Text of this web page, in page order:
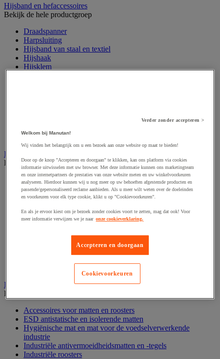
Hijsband en hefaccessoires
Bekijk de hele productgroep
Draadspanner
Harpsluiting
Hijsband van staal en textiel
Hijshaak
Hijsklem
Touw en draad
Industriële en magazijnstellingen
Bekijk de hele productgroep
Doorschuifstelling en doorrolstelling
Draagarmstelling voor lange lasten
Entresol voor magazijn
Middelzware stelling
Stelling voor detail- en groothandel
Stellingen voor de automobielindustrie
Industriële mat, tegel en rooster
Bekijk de hele productgroep
Accessoires voor matten en roosters
ESD antistatische en isolerende matten
Hygiënische mat en mat voor de voedselverwerkende
industrie
Industriële antivermoeidheidsmatten en -tegels
Industriële roosters
Verder zonder accepteren >
Welkom bij Manutan!
Wij vinden het belangrijk om u een bezoek aan onze website op maat te bieden!
Door op de knop "Accepteren en doorgaan" te klikken, kan ons platform via cookies
informatie uitwisselen met uw browser. Met deze informatie kunnen ons marketingteam
en onze internetpartners de prestaties van onze website meten en uw winkelvoorkeuren
analyseren. Hierdoor kunnen wij u nog meer op uw behoeften afgestemde producten en
passende/gepersonaliseerd reclame aanbieden. Als u meer wilt weten over de doeleinden
en voorkeuren voor elk type cookie, klikt u op "Cookievoorkeuren".
En als je ervoor kiest om je bezoek zonder cookies voort te zetten, mag dat ook! Voor
meer informatie verwijzen we je naar onze cookieverklaring.
Accepteren en doorgaan
Cookievoorkeuren